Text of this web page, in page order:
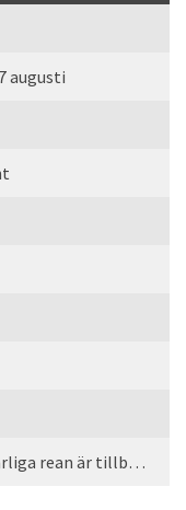
augusti
Games Made in Sweden 2026 – Den årliga rean är tillbaka